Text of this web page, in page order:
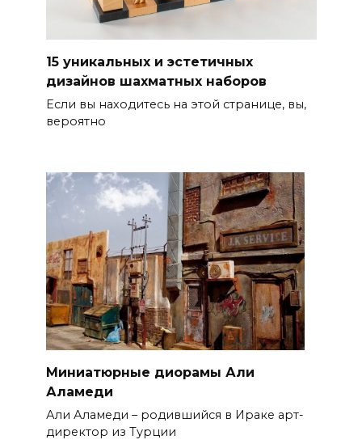
15 уникальных и эстетичных
дизайнов шахматных наборов
Если вы находитесь на этой странице, вы,
вероятно
Миниатюрные диорамы Али
Аламеди
Али Аламеди – родившийся в Ираке арт-
директор из Турции